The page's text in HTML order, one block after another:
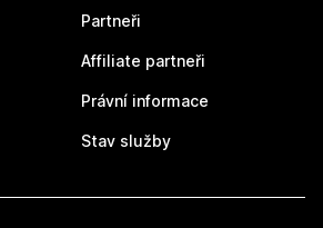
Partneři
Affiliate partneři
Právní informace
Stav služby